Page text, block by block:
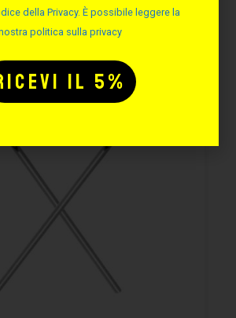
interessarti
anche:
della Privacy. È possibile leggere la
politica sulla privacy